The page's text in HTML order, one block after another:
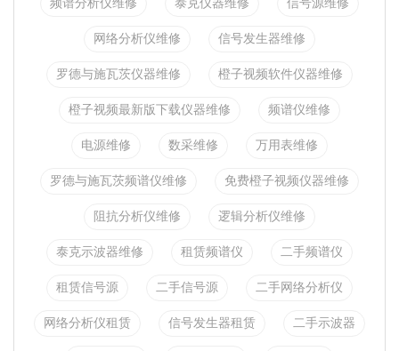
频谱分析仪维修 泰克仪器维修 信号源维修
网络分析仪维修 信号发生器维修
罗德与施瓦茨仪器维修 橙子视频软件仪器维修
橙子视频最新版下载仪器维修 频谱仪维修
电源维修 数采维修 万用表维修
罗德与施瓦茨频谱仪维修 免费橙子视频仪器维修
阻抗分析仪维修 逻辑分析仪维修
泰克示波器维修 租赁频谱仪 二手频谱仪
租赁信号源 二手信号源 二手网络分析仪
网络分析仪租赁 信号发生器租赁 二手示波器